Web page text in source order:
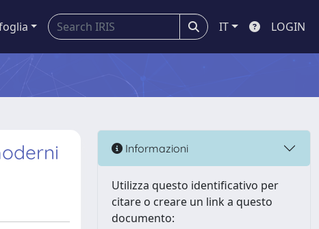
IT LOGIN
Informazioni
Utilizza questo identificativo per
citare o creare un link a questo
documento: